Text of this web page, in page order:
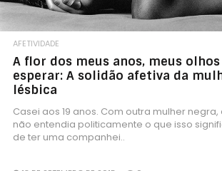
AFETIVIDADE
A flor dos meus anos, meus
esperar: A solidão afetiva da
lésbica
Casei aos 19 anos. Com outra mulher
não entendia politicamente o que isso
de ter uma companhei..